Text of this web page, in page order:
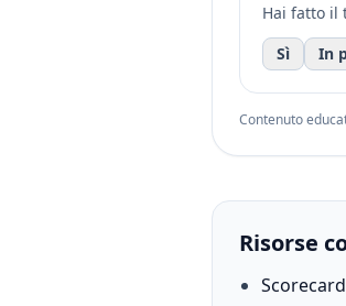
Hai fatto il
Sì
In
Contenuto
Risorse